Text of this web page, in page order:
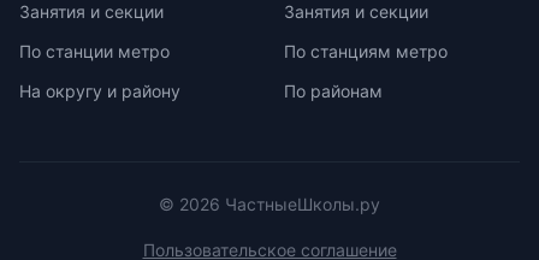
индивидуальные консультации.
Участие в международных
новый опыт, пройти серьезную
Занятия и секции
По станции метро
На округу и району
Занятия и секции
По станциям метро
По районам
© 2026 ЧастныеШколы.ру
Пользовательское соглашение